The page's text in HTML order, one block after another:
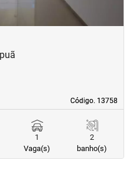
Código. 13758
Código. 13758
1
Vaga(s)
2
banho(s)